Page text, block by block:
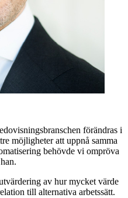
förändras i
möjligheter att uppnå samma
behövde vi ompröva
av hur mycket värde
till alternativa arbetssätt.